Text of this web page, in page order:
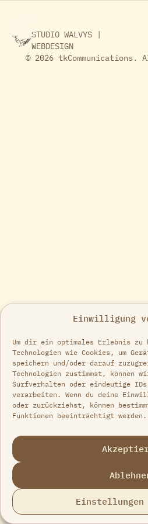
Einwilligung
Um dir ein optimales Erlebnis zu
Technologien wie Cookies, um
speichern und/oder darauf
Technologien zustimmst, können
Surfverhalten oder eindeutige
verarbeiten. Wenn du deine
oder zurückziehst, können
Funktionen beeinträchtigt werden.
Einstellungen
STUDIO WALVYS |
WEBDESIGN​
© 2026